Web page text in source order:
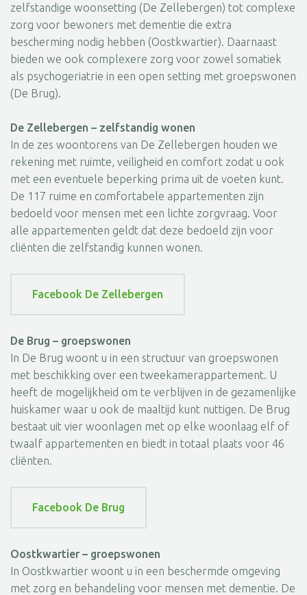
zelfstandige woonsetting (De Zellebergen) tot complexe
zorg voor bewoners met dementie die extra
bescherming nodig hebben (Oostkwartier). Daarnaast
bieden we ook complexere zorg voor zowel somatiek
als psychogeriatrie in een open setting met groepswonen
(De Brug).
De Zellebergen – zelfstandig wonen
In de zes woontorens van De Zellebergen houden we
rekening met ruimte, veiligheid en comfort zodat u ook
met een eventuele beperking prima uit de voeten kunt.
De 117 ruime en comfortabele appartementen zijn
bedoeld voor mensen met een lichte zorgvraag. Voor
alle appartementen geldt dat deze bedoeld zijn voor
cliënten die zelfstandig kunnen wonen.
Facebook De Zellebergen
De Brug – groepswonen
In De Brug woont u in een structuur van groepswonen
met beschikking over een tweekamerappartement. U
heeft de mogelijkheid om te verblijven in de gezamenlijke
huiskamer waar u ook de maaltijd kunt nuttigen. De Brug
bestaat uit vier woonlagen met op elke woonlaag elf of
twaalf appartementen en biedt in totaal plaats voor 46
cliënten.
Facebook De Brug
Oostkwartier – groepswonen
In Oostkwartier woont u in een beschermde omgeving
met zorg en behandeling voor mensen met dementie. De